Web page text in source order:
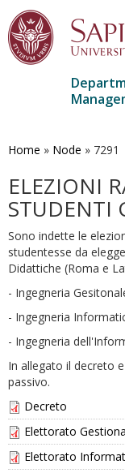
main
Home » Node » 7291
ELEZIONI
STUDENTI
Sono indette le
studentesse da
Didattiche (Roma e
- Ingegneria
- Ingegneria
- Ingegneria
In allegato il decreto
passivo.
Decreto
Elettorato
Elettorato